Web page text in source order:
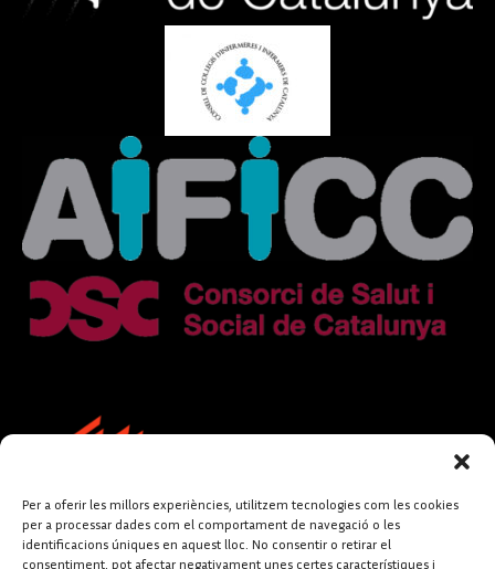
Per a oferir les millors experiències, utilitzem tecnologies com les cookies
per a processar dades com el comportament de navegació o les
identificacions úniques en aquest lloc. No consentir o retirar el
consentiment, pot afectar negativament unes certes característiques i